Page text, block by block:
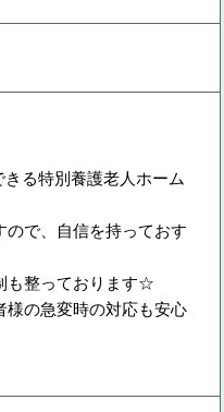
る特別養護老人ホーム
で、自信を持っておす
も整っております☆
様の急変時の対応も安心